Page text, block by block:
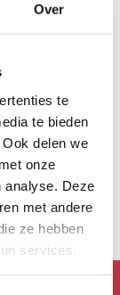
Over
te
te bieden
delen we
onze
analyse. Deze
met andere
ze hebben
services.
proberen?
gevuld.